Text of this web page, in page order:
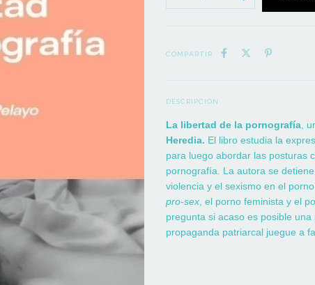
COMPARTIR
DESCRIPCIÓN
La libertad de la pornografía ,
Heredia. El libro estudia la
para luego abordar las posturas
pornografía. La autora se
violencia y el sexismo en el porno
pro-sex , el porno feminista y el
pregunta si acaso es posible
propaganda patriarcal juegue a